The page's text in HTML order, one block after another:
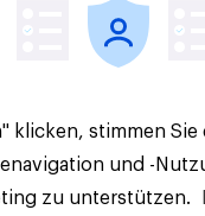
klicken, stimmen
und -
zu unterstützen.